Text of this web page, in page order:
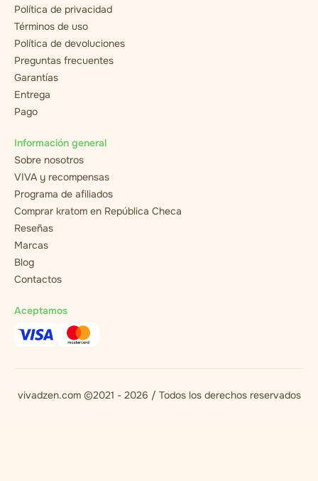
Política de privacidad
Términos de uso
Política de devoluciones
Preguntas frecuentes
Garantías
Entrega
Pago
Información general
Sobre nosotros
VIVA y recompensas
Programa de afiliados
Comprar kratom en República Checa
Reseñas
Marcas
Blog
Contactos
Aceptamos
vivadzen.com ©2021 - 2026 / Todos los derechos reservados